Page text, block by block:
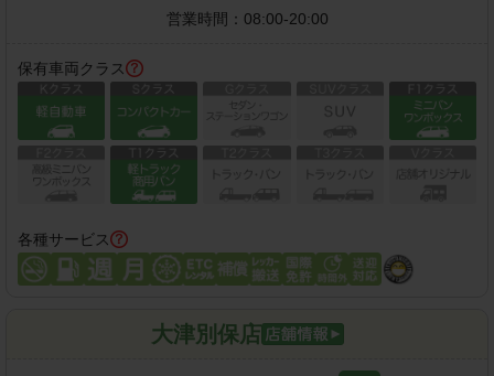
営業時間： 08:00-20:00
保有車両クラス
各種サービス
大津別保店